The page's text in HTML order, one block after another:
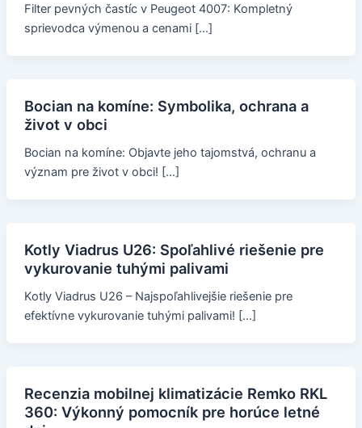
Filter pevných častíc v Peugeot 4007: Kompletný
sprievodca výmenou a cenami […]
Bocian na komíne: Symbolika, ochrana a
život v obci
Bocian na komíne: Objavte jeho tajomstvá, ochranu a
význam pre život v obci! […]
Kotly Viadrus U26: Spoľahlivé riešenie pre
vykurovanie tuhými palivami
Kotly Viadrus U26 – Najspoľahlivejšie riešenie pre
efektívne vykurovanie tuhými palivami! […]
Recenzia mobilnej klimatizácie Remko RKL
360: Výkonný pomocník pre horúce letné